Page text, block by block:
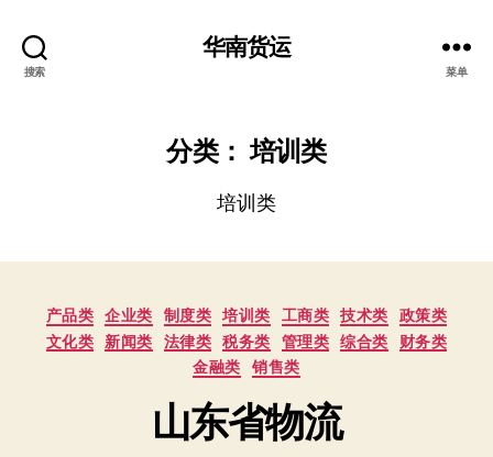
搜索
华南货运
菜单
分类：培训类
培训类
分
类
产品类 企业类 制度类 培训类 工商类 技术类
政策类
文化类
新闻类 法律类 税务类 管理类 综合类
财务类
金融类
销售类
山东省物流